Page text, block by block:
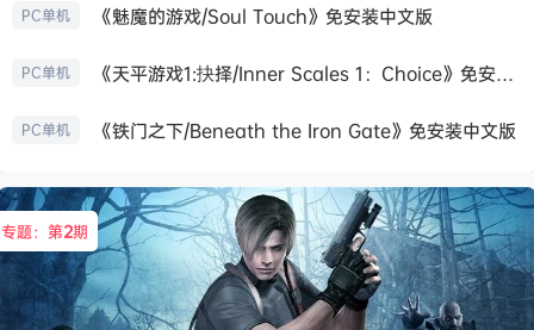
PC单机 《魅魔的游戏/Soul Touch》免安装中文版
PC单机 《天平游戏1:抉择/Inner Scales 1：Choice》免安装中文版
PC单机 《铁门之下/Beneath the Iron Gate》免安装中文版
专题：第2期